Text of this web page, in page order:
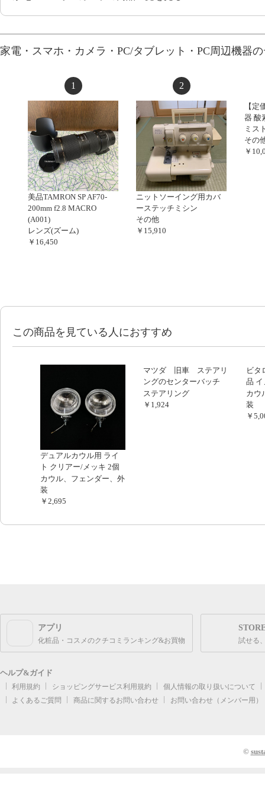
家電・スマホ・カメラ・PC/タブレット・PC周辺機器
1
美品TAMRON SP AF70-
200mm f2.8 MACRO
(A001)
レンズ(ズーム)
￥16,450
2
ニットソーイング用カバ
ーステッチミシン
その他
￥15,910
【定
器 酸
ミス
その
￥
この商品を見ている人におすすめ
デュアルカウル用 ライ
ト クリアー/メッキ 2個
セット 新品
カウル、フェンダー、外
装
￥2,695
マツダ 旧車 ステアリ
ングのセンターバッチ
コスモスポーツ
ステアリング
￥1,924
ビタ
品 イ
アル
カウ
装
￥
アプリ
化粧品・コスメのクチコミランキング&お買物 試せる
ヘルプ&ガイド
利用規約 ショッピングサービス利用規約
個人情報の取り扱いについて
よくあるご質問
商品に関するお問い合わせ お問い合わせ（メンバー用）
©